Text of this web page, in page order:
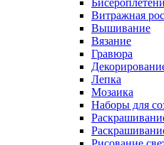
Витражная
Вышивание
Вязание
Гравюра
Лепка
Мозаика
Наборы для